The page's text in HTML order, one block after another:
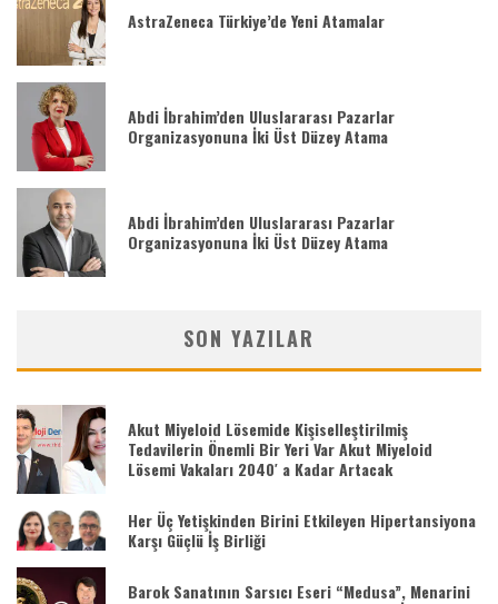
AstraZeneca Türkiye’de Yeni Atamalar
Abdi İbrahim’den Uluslararası Pazarlar
Organizasyonuna İki Üst Düzey Atama
Abdi İbrahim’den Uluslararası Pazarlar
Organizasyonuna İki Üst Düzey Atama
SON YAZILAR
Akut Miyeloid Lösemide Kişiselleştirilmiş
Tedavilerin Önemli Bir Yeri Var Akut Miyeloid
Lösemi Vakaları 2040′ a Kadar Artacak
Her Üç Yetişkinden Birini Etkileyen Hipertansiyona
Karşı Güçlü İş Birliği
Barok Sanatının Sarsıcı Eseri “Medusa”, Menarini